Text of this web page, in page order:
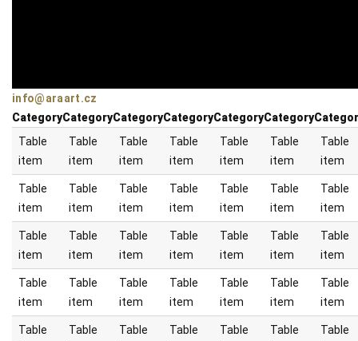
info@araart.cz
CategoryCategoryCategoryCategoryCategoryCategory
Table
item
Table
item
Table
item
Table
item
Table
item
Table
item
Table
item
Table
item
Table
item
Table
item
Table
item
Table
item
Table
item
Table
item
Table
item
Table
item
Table
item
Table
item
Table
item
Table
item
Table
item
Table
item
Table
item
Table
item
Table
item
Table
item
Table
item
Table
item
Table
Table
Table
Table
Table
Table
Table